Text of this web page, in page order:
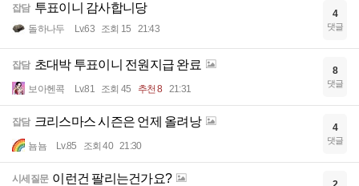
잡담 투표이니 감사합니당
돌하나두 Lv.63 조회 15 21:43
4
댓글
잡담 초대박 투표이니 전원지급 완료
보아헨콕 Lv.81 조회 45 추천 8 21:31
8
댓글
잡담 크리스마스 시즌은 언제 올려낭
뇸뇸 Lv.85 조회 40 21:30
4
댓글
시세질문 이런건 팔리는건가요?